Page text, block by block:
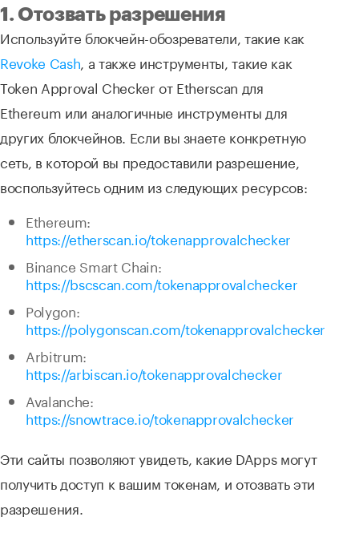
1. Отозвать разрешения
Используйте блокчейн-обозреватели, такие как
Revoke Cash , а также инструменты, такие как
Token Approval Checker от Etherscan для
Ethereum или аналогичные инструменты для
других блокчейнов. Если вы знаете конкретную
сеть, в которой вы предоставили разрешение,
воспользуйтесь одним из следующих ресурсов:
Ethereum:
https://etherscan.io/tokenapprovalchecker
Binance Smart Chain:
https://bscscan.com/tokenapprovalchecker
Polygon:
https://polygonscan.com/tokenapprovalchecker
Arbitrum:
https://arbiscan.io/tokenapprovalchecker
Avalanche:
https://snowtrace.io/tokenapprovalchecker
Эти сайты позволяют увидеть, какие DApps могут
получить доступ к вашим токенам, и отозвать эти
разрешения.